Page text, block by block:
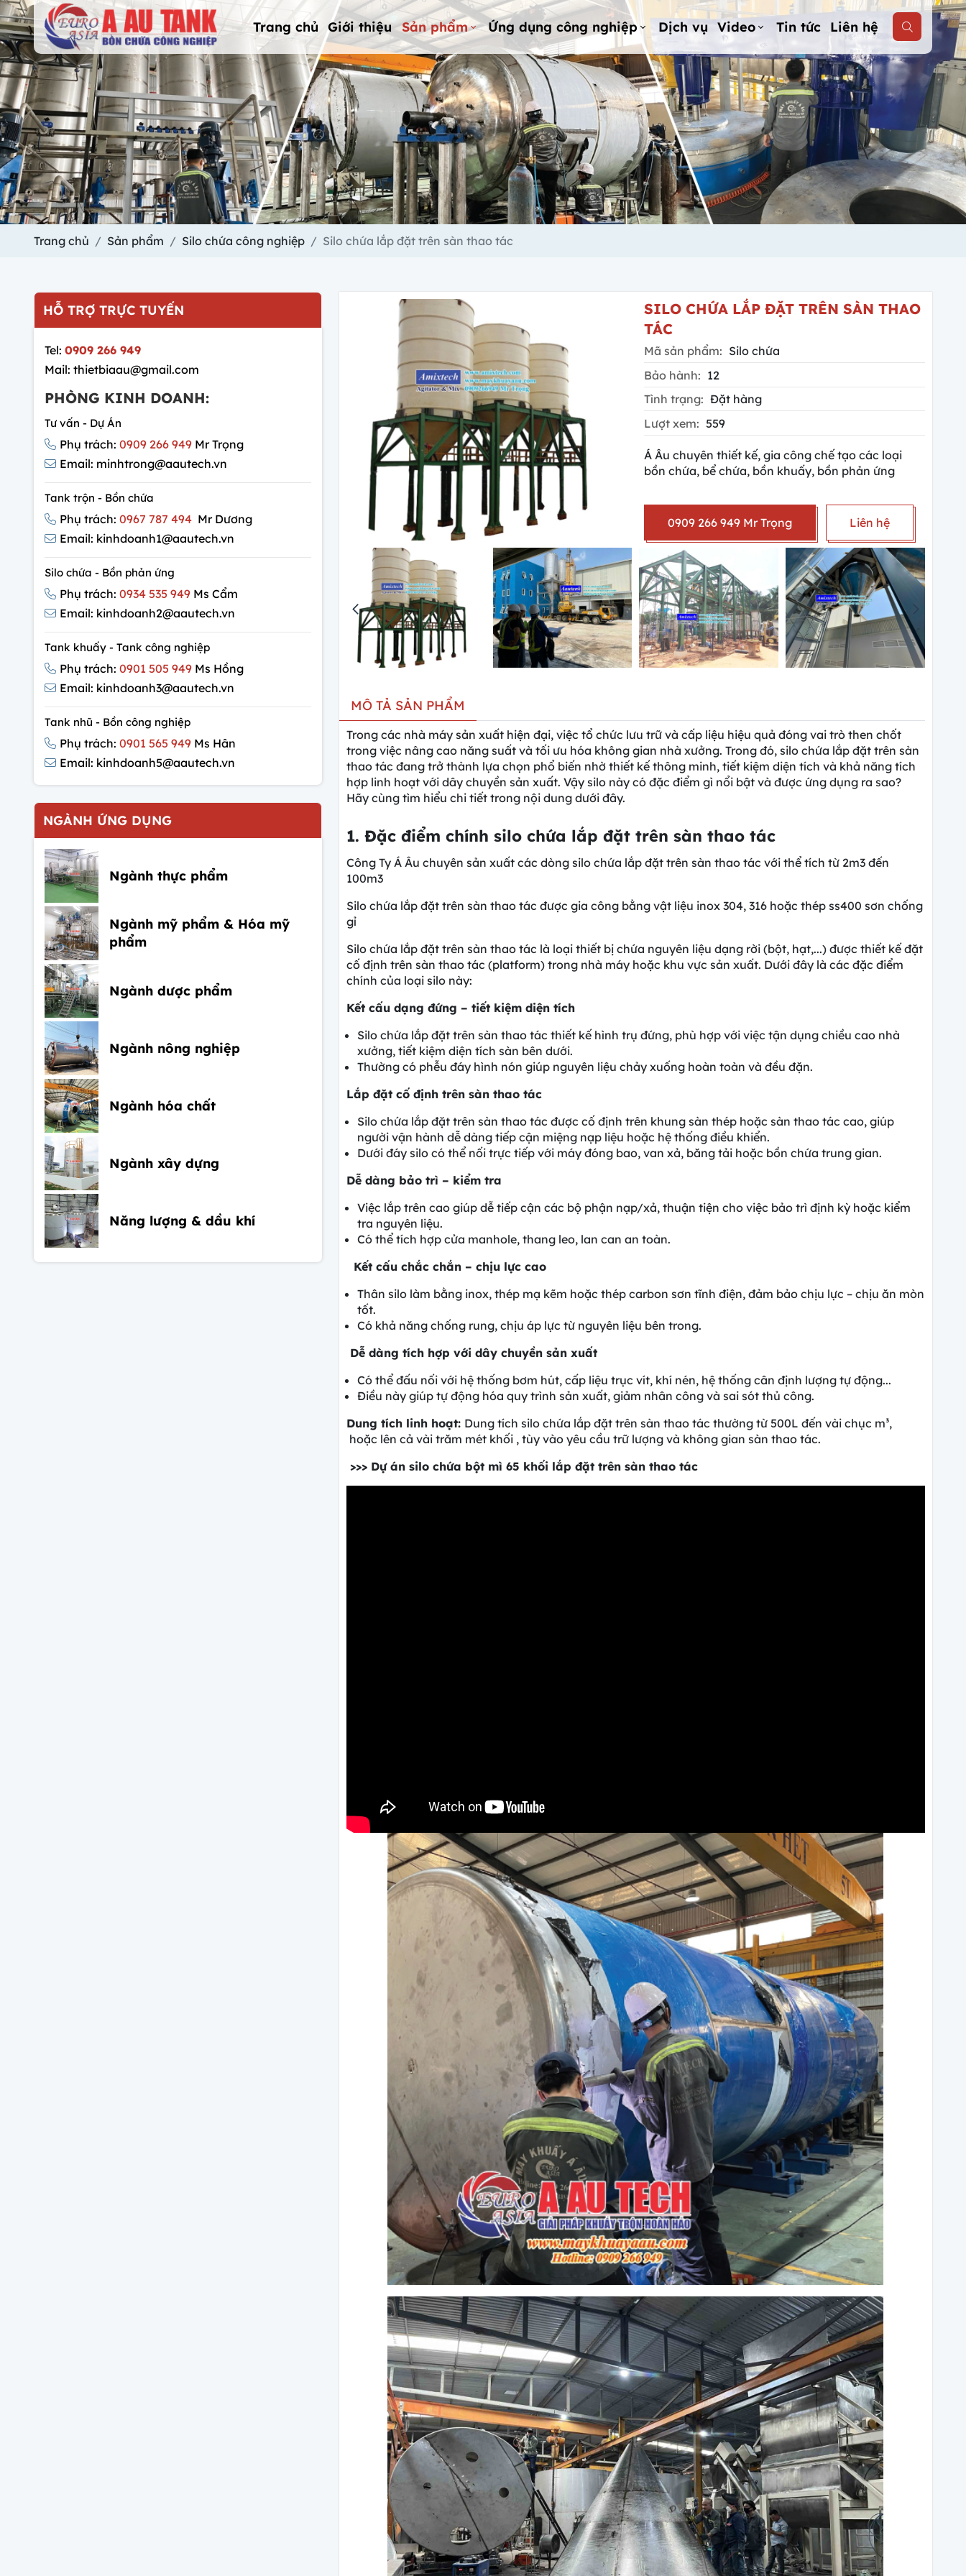
Trang chủ Giới thiệu Sản phẩm Ứng dụng công nghiệp Dịch vụ Video Tin tức Liên hệ
Trang chủ Sản phẩm Silo chứa công nghiệp Silo chứa lắp đặt trên sàn thao tác
SILO CHỨA LẮP ĐẶT TRÊN SÀN THAO
TÁC
Mã sản phẩm: Silo chứa
Bảo hành: 12
Tình trạng: Đặt hàng
Lượt xem: 559
Á Âu chuyên thiết kế, gia công chế tạo các loại
bồn chứa, bể chứa, bồn khuấy, bồn phản ứng
0909 266 949 Mr Trọng Liên hệ
MÔ TẢ SẢN PHẨM
Trong các nhà máy sản xuất hiện đại, việc tổ chức lưu trữ và cấp liệu hiệu quả đóng vai trò then chốt
trong việc nâng cao năng suất và tối ưu hóa không gian nhà xưởng. Trong đó, silo chứa lắp đặt trên sàn
thao tác đang trở thành lựa chọn phổ biến nhờ thiết kế thông minh, tiết kiệm diện tích và khả năng tích
hợp linh hoạt với dây chuyền sản xuất. Vậy silo này có đặc điểm gì nổi bật và được ứng dụng ra sao?
Hãy cùng tìm hiểu chi tiết trong nội dung dưới đây.
1. Đặc điểm chính silo chứa lắp đặt trên sàn thao tác
Công Ty Á Âu chuyên sản xuất các dòng silo chứa lắp đặt trên sàn thao tác với thể tích từ 2m3 đến
100m3
Silo chứa lắp đặt trên sàn thao tác được gia công bằng vật liệu inox 304, 316 hoặc thép ss400 sơn chống
gỉ
Silo chứa lắp đặt trên sàn thao tác là loại thiết bị chứa nguyên liệu dạng rời (bột, hạt,...) được thiết kế đặt
cố định trên sàn thao tác (platform) trong nhà máy hoặc khu vực sản xuất. Dưới đây là các đặc điểm
chính của loại silo này:
Kết cấu dạng đứng – tiết kiệm diện tích
Silo chứa lắp đặt trên sàn thao tác thiết kế hình trụ đứng, phù hợp với việc tận dụng chiều cao nhà
xưởng, tiết kiệm diện tích sàn bên dưới.
Thường có phễu đáy hình nón giúp nguyên liệu chảy xuống hoàn toàn và đều đặn.
Lắp đặt cố định trên sàn thao tác
Silo chứa lắp đặt trên sàn thao tác được cố định trên khung sàn thép hoặc sàn thao tác cao, giúp
người vận hành dễ dàng tiếp cận miệng nạp liệu hoặc hệ thống điều khiển.
Dưới đáy silo có thể nối trực tiếp với máy đóng bao, van xả, băng tải hoặc bồn chứa trung gian.
Dễ dàng bảo trì – kiểm tra
Việc lắp trên cao giúp dễ tiếp cận các bộ phận nạp/xả, thuận tiện cho việc bảo trì định kỳ hoặc kiểm
tra nguyên liệu.
Có thể tích hợp cửa manhole, thang leo, lan can an toàn.
Kết cấu chắc chắn – chịu lực cao
Thân silo làm bằng inox, thép mạ kẽm hoặc thép carbon sơn tĩnh điện, đảm bảo chịu lực – chịu ăn mòn
tốt.
Có khả năng chống rung, chịu áp lực từ nguyên liệu bên trong.
Dễ dàng tích hợp với dây chuyền sản xuất
Có thể đấu nối với hệ thống bơm hút, cấp liệu trục vít, khí nén, hệ thống cân định lượng tự động...
Điều này giúp tự động hóa quy trình sản xuất, giảm nhân công và sai sót thủ công.
Dung tích linh hoạt: Dung tích silo chứa lắp đặt trên sàn thao tác thường từ 500L đến vài chục m³,
hoặc lên cả vài trăm mét khối , tùy vào yêu cầu trữ lượng và không gian sàn thao tác.
>>> Dự án silo chứa bột mì 65 khối lắp đặt trên sàn thao tác
HỖ TRỢ TRỰC TUYẾN
Tel:0909 266 949
Mail: thietbiaau@gmail.com
PHÒNG KINH DOANH:
Tư vấn - Dự Án
Phụ trách:0909 266 949 Mr Trọng
Email: minhtrong@aautech.vn
Tank trộn - Bồn chứa
Phụ trách:0967 787 494 Mr Dương
Email: kinhdoanh1@aautech.vn
Silo chứa - Bồn phản ứng
Phụ trách:0934 535 949 Ms Cẩm
Email: kinhdoanh2@aautech.vn
Tank khuấy - Tank công nghiệp
Phụ trách:0901 505 949 Ms Hồng
Email: kinhdoanh3@aautech.vn
Tank nhũ - Bồn công nghiệp
Phụ trách:0901 565 949 Ms Hân
Email: kinhdoanh5@aautech.vn
NGÀNH ỨNG DỤNG
Ngành thực phẩm
Ngành mỹ phẩm & Hóa mỹ
phẩm
Ngành dược phẩm
Ngành nông nghiệp
Ngành hóa chất
Ngành xây dựng
Năng lượng & dầu khí